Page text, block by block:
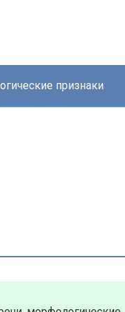
признаки